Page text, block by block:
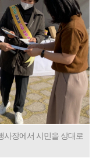
사장에서 시민을 상대로